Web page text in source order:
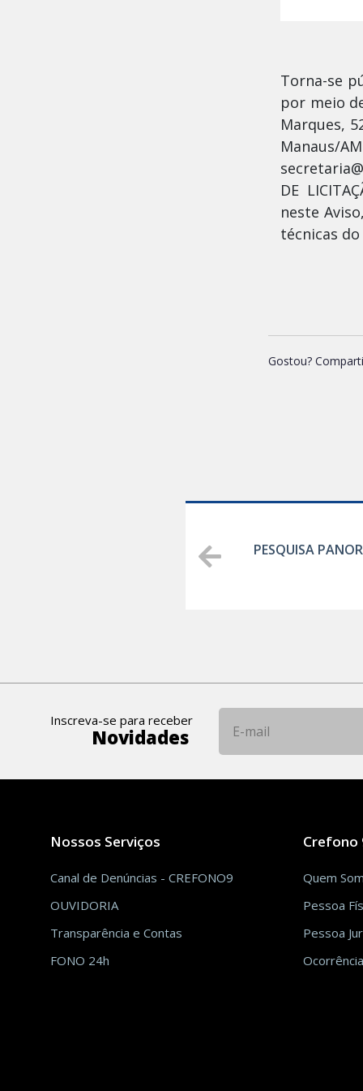
Torna-se
por meio
Marques,
DE
neste
técnicas
Gostou?
PESQUISA
Inscreva-se para receber
Novidades
Nossos Serviços
Canal de Denúncias - CREFONO9
OUVIDORIA
Transparência e Contas
FONO 24h
Crefono
Quem
Pessoa
Pessoa